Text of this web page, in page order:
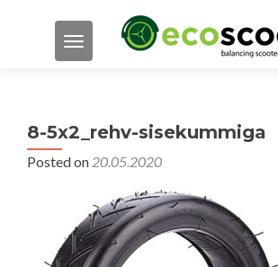
TOGGLE NAVIGATION
8-5x2_rehv-sisekummiga
Posted on 20.05.2020